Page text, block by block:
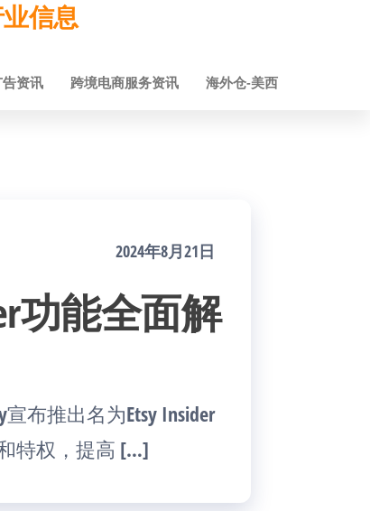
业信息
资讯 跨境电商服务资讯 海外仓-美西
2024年8月21日
功能全面解
布推出名为Etsy Insider
特权，提高 […]